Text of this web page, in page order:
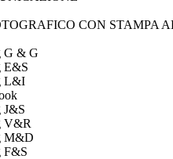
CON STAMPA
G & G
E&S
L&I
J&S
V&R
M&D
F&S